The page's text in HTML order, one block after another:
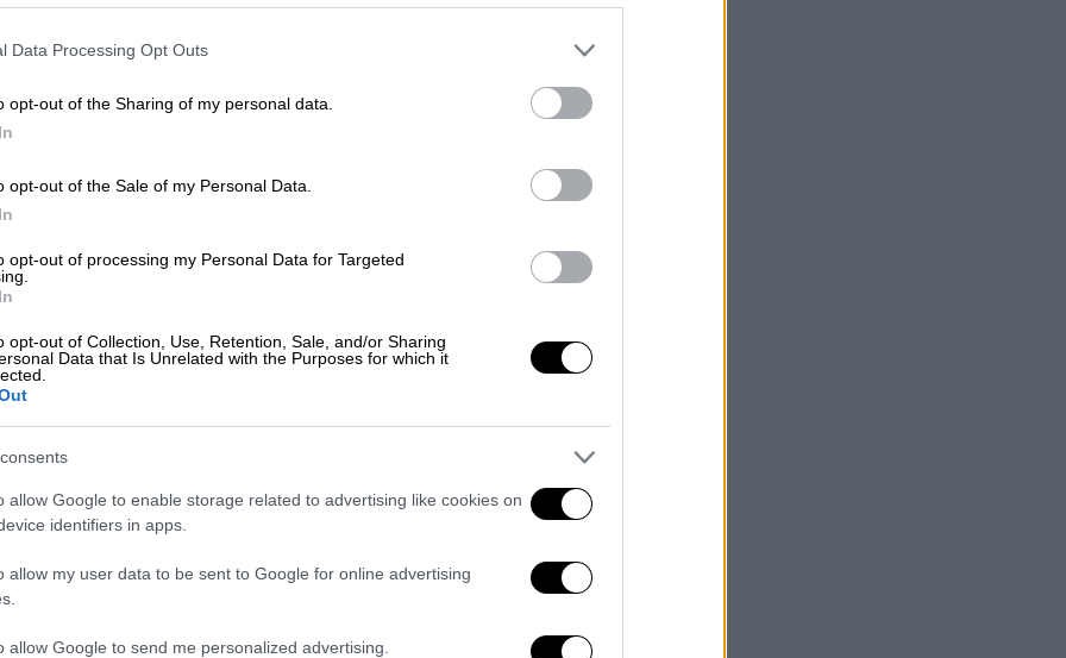
Data Processing Opt Outs
opt-out of the Sharing of my personal data.
opt-out of the Sale of my Personal Data.
opt-out of processing my Personal Data for Targeted
opt-out of Collection, Use, Retention, Sale, and/or Sharing
Data that Is Unrelated with the Purposes for which it
allow Google to enable storage related to advertising like cookies on
identifiers in apps.
allow my user data to be sent to Google for online advertising
allow Google to send me personalized advertising.
Winter Auctioneers, ο οποίος
με στυλό και μελάνι και είναι το ίδιο
στο πρώτο βιβλίο του A.A. Milne για
λευκό χαρτί
, φέρει την υπογραφή και
κάτω δεξιά γωνία.